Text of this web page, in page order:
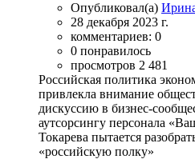
Опубликовал(а)
28 декабря 2023 г.
комментариев: 0
0 понравилось
просмотров 2 481
Российская политика
привлекла внимание
дискуссию в бизнес-
аутсорсингу персонала
Токарева пытается
«российскую полку»